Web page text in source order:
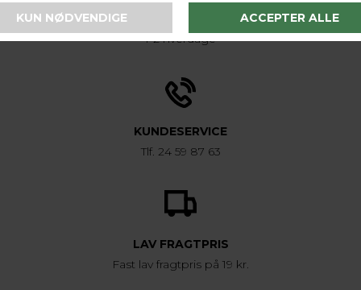
1-2 hverdage
KUNDESERVICE
Tlf. 24 59 87 63
LAV FRAGTPRIS
Fast lav fragtpris på 19 kr.